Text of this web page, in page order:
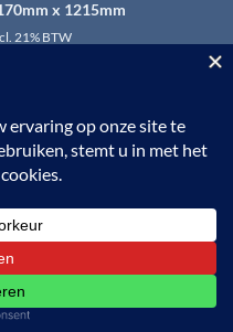
x 1215mm
21% BTW
onderdeel van HTI-RVS |
09088773 | NL95
ontwerp:EYE-
Otterlo.